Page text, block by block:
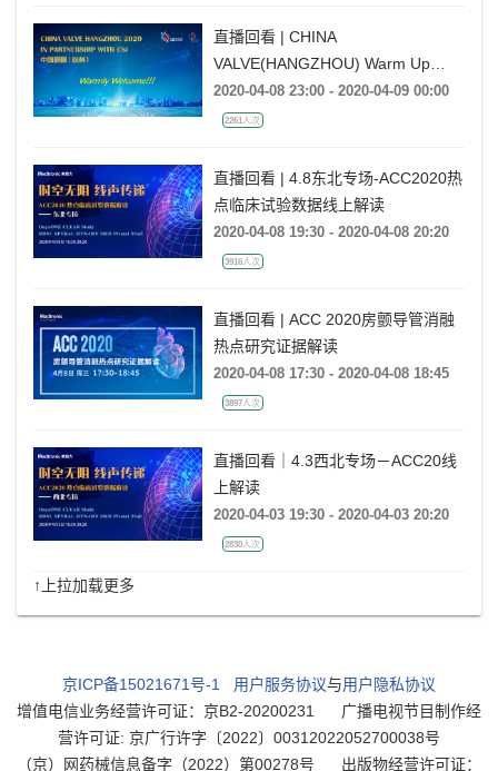
直播回看 | CHINA
VALVE(HANGZHOU) Warm Up
Webinar Series第一期
2020-04-08 23:00 - 2020-04-09 00:00
2261人次
直播回看 | 4.8东北专场-ACC2020热
点临床试验数据线上解读
2020-04-08 19:30 - 2020-04-08 20:20
3916人次
直播回看 | ACC 2020房颤导管消融
热点研究证据解读
2020-04-08 17:30 - 2020-04-08 18:45
3897人次
直播回看｜4.3西北专场－ACC20线
上解读
2020-04-03 19:30 - 2020-04-03 20:20
2830人次
↑上拉加载更多
京ICP备15021671号-1 用户服务协议与用户隐私协议
增值电信业务经营许可证：京B2-20200231
广播电视节目制作经
营许可证: 京广行许字〔2022〕00312022052700038号
（京）网药械信息备字（2022）第00278号
出版物经营许可证：